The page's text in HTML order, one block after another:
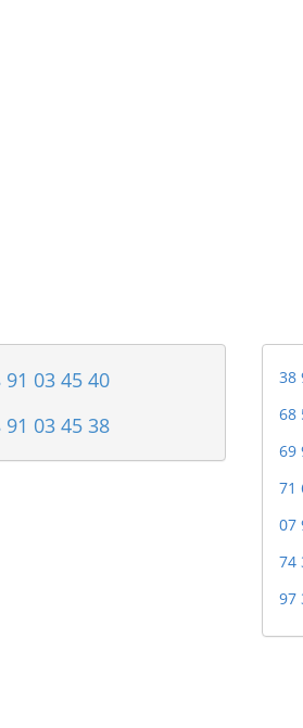
03 45 40
03 45 38
38
68
69
71
07
74
97